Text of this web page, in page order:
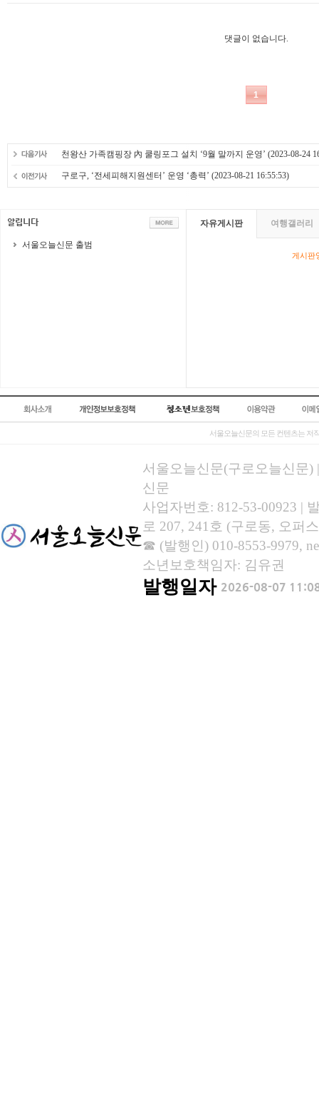
천왕산 가족캠핑장 內 쿨링포그 설치 ‘9월 말까지 운영’ (2023-08-24
구로구, ‘전세피해지원센터’ 운영 ‘총력’ (2023-08-21 16:55:53)
서울오늘신문 출범
자유게시판 여행갤러리
게시판
서울오늘신문의 모든 컨텐츠는 저
서울오늘신문(구로오늘신문)
신문
사업자번호: 812-53-00923 |
로 207, 241호 (구로동, 오퍼
☎ (발행인) 010-8553-9979,
소년보호책임자: 김유권
발행일자